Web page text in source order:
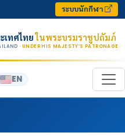
ระบบนักกีฬา
เทศไทยในพระบรมราชูปถัมภ์
· UNDER HIS MAJESTY’S PATRONAGE
EN